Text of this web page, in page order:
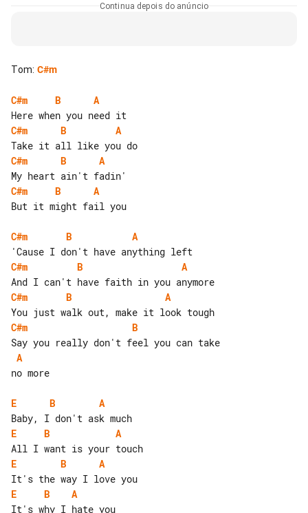
Continua depois do anúncio
Tom: C#m
C#m B
A
C#m
B
A
C#m
B
A
C#m
B
A
But it might fail you
C#m B
A
C#m
B
A
C#m
B
A
C#m
B
A
no more
E B
A
E
B
A
E
B
A
E
B
A